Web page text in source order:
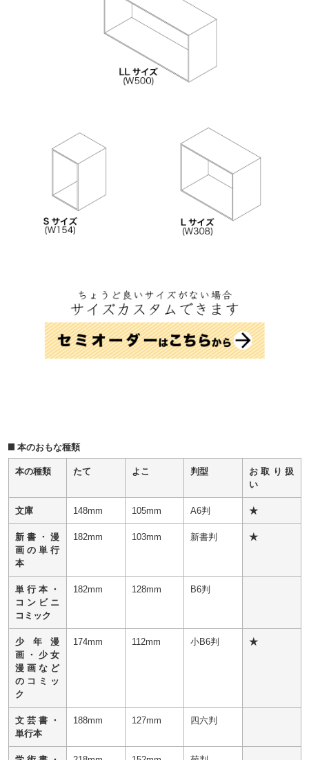
本のおもな種類
本の種類 たて よこ 判型
お取り扱
い
文庫 148mm 105mm A6判 ★
新書・漫
画の単行
本
182mm 103mm 新書判 ★
単行本・
コンビニ
コミック
182mm 128mm B6判
少年漫
画・少女
漫画など
のコミッ
ク
174mm 112mm 小B6判 ★
文芸書・
単行本
188mm 127mm 四六判